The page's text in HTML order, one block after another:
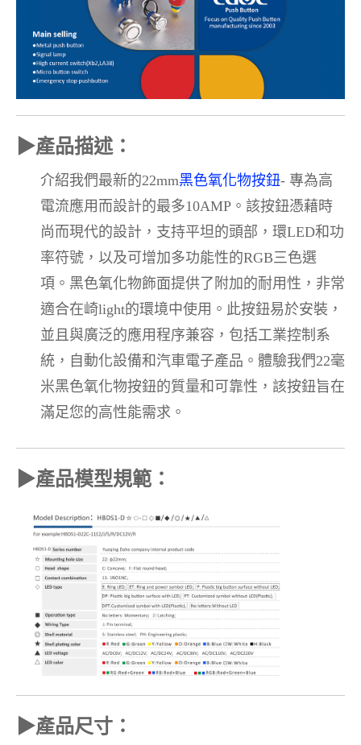
▶產品描述：
介紹我們最新的22mm黑色氧化物按鈕- 專為高
電流應用而設計的最多10AMP。該按鈕憑藉時
尚而現代的設計，支持平坦的頭部，環LED和功
率符號，以及可增加多功能性的RGB三色選
項。黑色氧化物飾面提供了附加的耐用性，非常
適合在崎light的環境中使用。此按鈕易於安裝，
並且與廣泛的應用程序兼容，包括工業控制系
統，自動化設備和汽車電子產品。體驗我們22毫
米黑色氧化物按鈕的質量和可靠性，該按鈕旨在
滿足您的高性能需求。
▶產品模型規範：
▶產品尺寸：